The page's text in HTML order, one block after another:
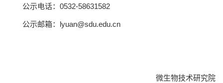
公示电话：0532-58631582
公示邮箱：lyuan@sdu.edu.cn
微生物技术研究院